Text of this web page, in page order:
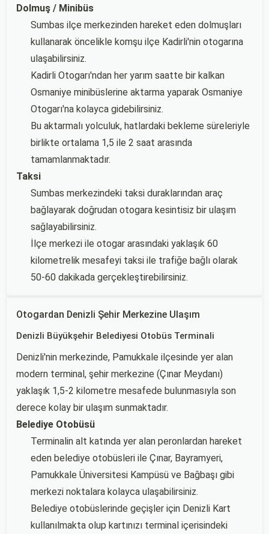
Dolmuş / Minibüs
Sumbas ilçe merkezinden hareket eden dolmuşları
kullanarak öncelikle komşu ilçe Kadirli'nin otogarına
ulaşabilirsiniz.
Kadirli Otogarı'ndan her yarım saatte bir kalkan
Osmaniye minibüslerine aktarma yaparak Osmaniye
Otogarı'na kolayca gidebilirsiniz.
Bu aktarmalı yolculuk, hatlardaki bekleme süreleriyle
birlikte ortalama 1,5 ile 2 saat arasında
tamamlanmaktadır.
Taksi
Sumbas merkezindeki taksi duraklarından araç
bağlayarak doğrudan otogara kesintisiz bir ulaşım
sağlayabilirsiniz.
İlçe merkezi ile otogar arasındaki yaklaşık 60
kilometrelik mesafeyi taksi ile trafiğe bağlı olarak
50-60 dakikada gerçekleştirebilirsiniz.
Otogardan Denizli Şehir Merkezine Ulaşım
Denizli Büyükşehir Belediyesi Otobüs Terminali
Denizli'nin merkezinde, Pamukkale ilçesinde yer alan
modern terminal, şehir merkezine (Çınar Meydanı)
yaklaşık 1,5-2 kilometre mesafede bulunmasıyla son
derece kolay bir ulaşım sunmaktadır.
Belediye Otobüsü
Terminalin alt katında yer alan peronlardan hareket
eden belediye otobüsleri ile Çınar, Bayramyeri,
Pamukkale Üniversitesi Kampüsü ve Bağbaşı gibi
merkezi noktalara kolayca ulaşabilirsiniz.
Belediye otobüslerinde geçişler için Denizli Kart
kullanılmakta olup kartınızı terminal içerisindeki